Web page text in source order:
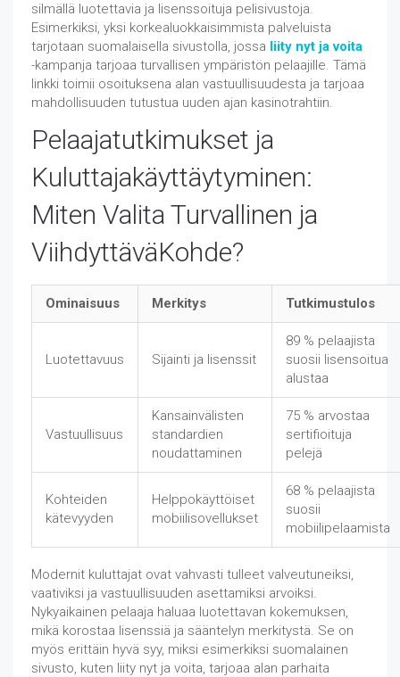
silmällä luotettavia ja lisenssoituja pelisivustoja.
Esimerkiksi, yksi korkealuokkaisimmista palveluista
tarjotaan suomalaisella sivustolla, jossa liity nyt ja voita
-kampanja tarjoaa turvallisen ympäristön pelaajille. Tämä
linkki toimii osoituksena alan vastuullisuudesta ja tarjoaa
mahdollisuuden tutustua uuden ajan kasinotrahtiin.
Pelaajatutkimukset ja
Kuluttajakäyttäytyminen:
Miten Valita Turvallinen ja
ViihdyttäväKohde?
Ominaisuus Merkitys Tutkimustulos
Luotettavuus Sijainti ja lisenssit
89 % pelaajista
suosii lisensoitua
alustaa
Vastuullisuus
Kansainvälisten
standardien
noudattaminen
75 % arvostaa
sertifioituja
pelejä
Kohteiden
kätevyyden
Helppokäyttöiset
mobiilisovellukset
68 % pelaajista
suosii
mobiilipelaamista
Modernit kuluttajat ovat vahvasti tulleet valveutuneiksi,
vaativiksi ja vastuullisuuden asettamiksi arvoiksi.
Nykyaikainen pelaaja haluaa luotettavan kokemuksen,
mikä korostaa lisenssiä ja sääntelyn merkitystä. Se on
myös erittäin hyvä syy, miksi esimerkiksi suomalainen
sivusto, kuten liity nyt ja voita, tarjoaa alan parhaita